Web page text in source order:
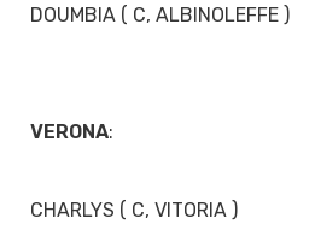
DOUMBIA ( C, ALBINOLEFFE )
VERONA:
CHARLYS ( C, VITORIA )